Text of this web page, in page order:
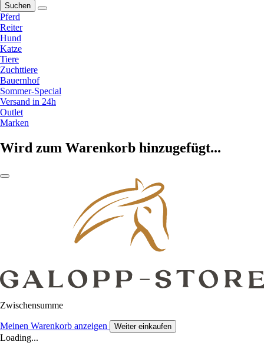
Suchen
Pferd
Reiter
Hund
Katze
Tiere
Zuchttiere
Bauernhof
Sommer-Special
Versand in 24h
Outlet
Marken
Wird zum Warenkorb hinzugefügt...
Zwischensumme
Meinen Warenkorb anzeigen Weiter einkaufen
Loading...